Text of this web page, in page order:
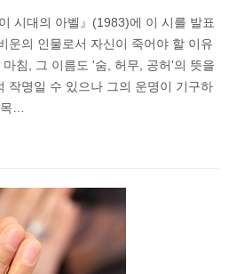
시대의 아벨』(1983)에 이 시를 발표
운의 인물로서 자신이 죽어야 할 이유
침, 그 이름도 '숨, 허무, 공허'의 뜻을
작명일 수 있으나 그의 운명이 기구하
목…